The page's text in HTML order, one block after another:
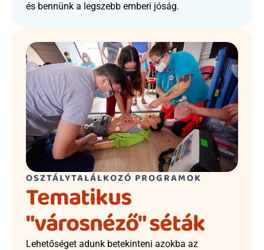
és bennünk a legszebb emberi jóság.
OSZTÁLYTALÁLKOZÓ PROGRAMOK
Tematikus
"városnéző" séták
Lehetőséget adunk betekinteni azokba az